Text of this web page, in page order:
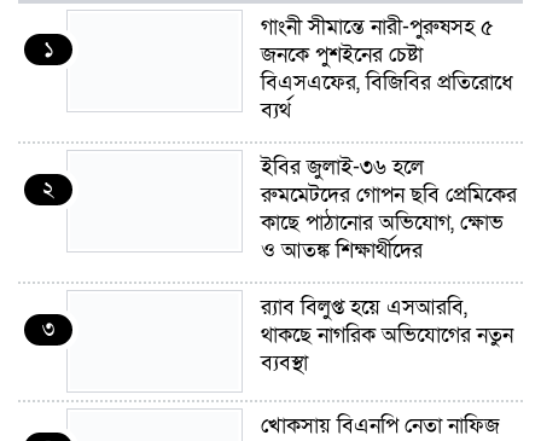
১
গাংনী সীমান্তে নারী-পুরুষসহ ৫
জনকে পুশইনের চেষ্টা
বিএসএফের, বিজিবির প্রতিরোধে
ব্যর্থ
২
ইবির জুলাই-৩৬ হলে
রুমমেটদের গোপন ছবি প্রেমিকের
কাছে পাঠানোর অভিযোগ, ক্ষোভ
ও আতঙ্ক শিক্ষার্থীদের
৩
র‍্যাব বিলুপ্ত হয়ে এসআরবি,
থাকছে নাগরিক অভিযোগের নতুন
ব্যবস্থা
খোকসায় বিএনপি নেতা নাফিজ